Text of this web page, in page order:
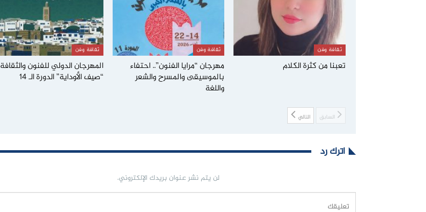
ثقافة وفن
تعبنا من كثرة الكلام
ثقافة وفن
مهرجان “مرايا الفنون”.. احتفاء
بالموسيقى والمسرح والشعر
واللغة
ثقافة وفن
المهرجان الدولي للفنون والثقافة
“صيف الأوداية” الدورة الـ 14
السابق التالي
اترك رد
لن يتم نشر عنوان بريدك الإلكتروني.